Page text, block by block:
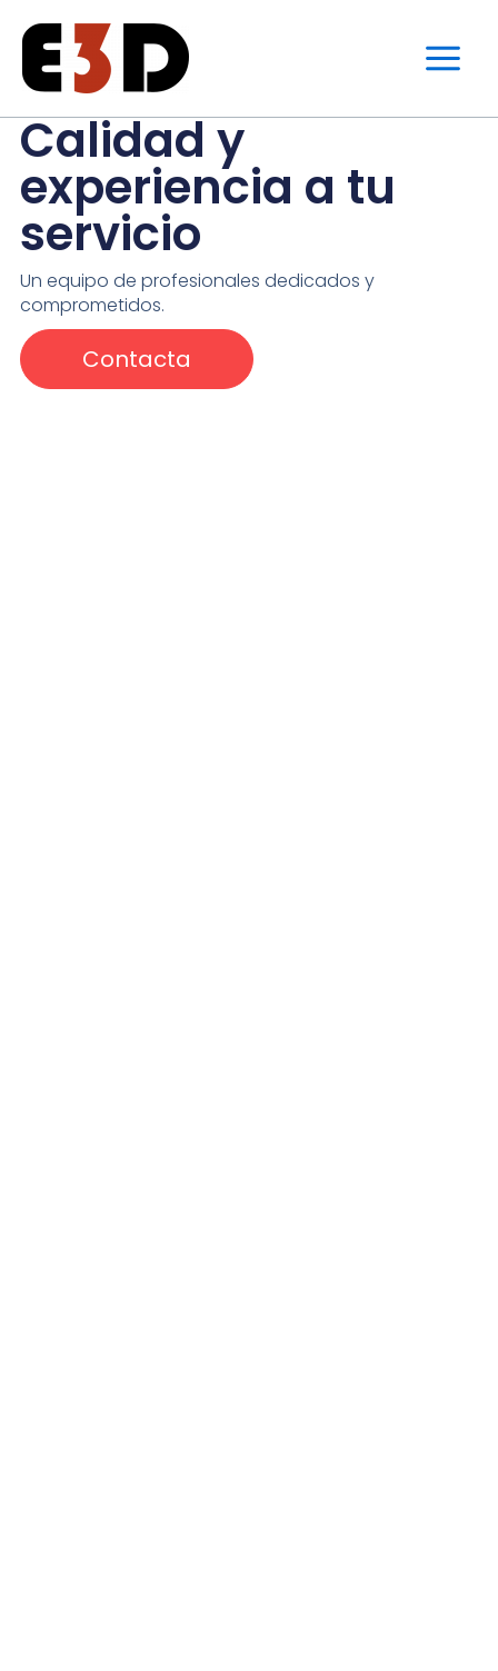
contenido
Calidad y
experiencia a tu
servicio
Un equipo de profesionales dedicados y
comprometidos.
Contacta